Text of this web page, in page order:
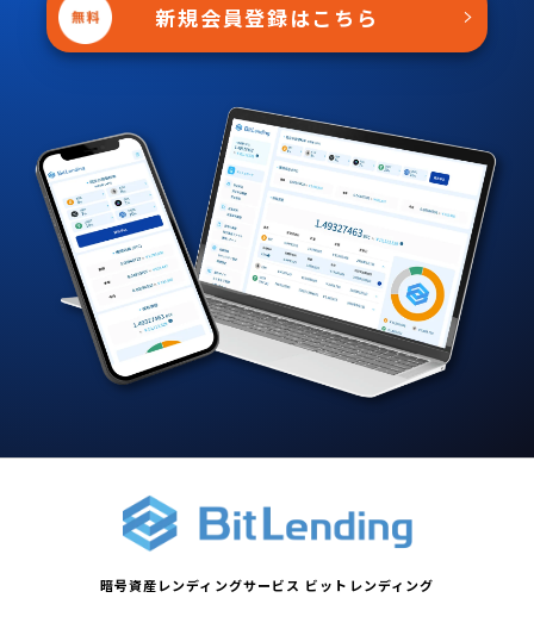
新規会員登録はこちら ＞
暗号資産レンディングサービス ビットレンディング